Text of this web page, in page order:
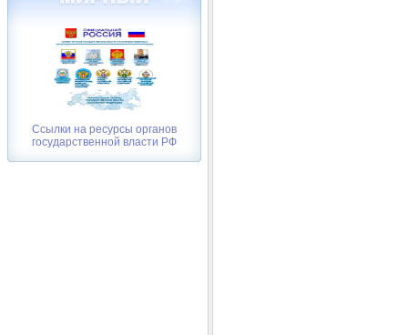
Ссылки на ресурсы органов
государственной власти РФ